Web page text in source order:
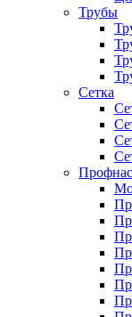
Трубы
Сетка